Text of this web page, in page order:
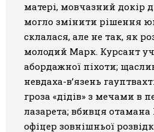
матері, мовчазний докір
могло змінити рішення
склалася, але не так, як
молодий Марк. Курсант
абордажної піхоти;
невдаха-в’язень
гроза «дідів» з мечами в
лазарета; вбивця
офіцер зовнішньої